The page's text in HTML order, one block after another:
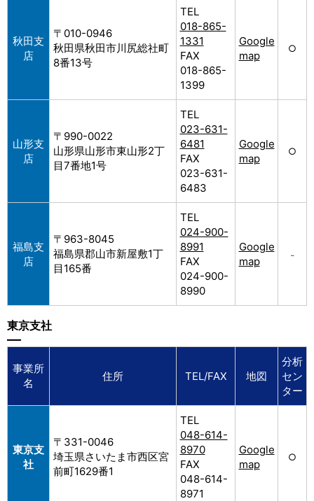
秋田支
店
〒010-0946
秋田県秋田市川尻総社町
8番13号
TEL
018-865-
1331
FAX
018-865-
1399
Google
map
○
山形支
店
〒990-0022
山形県山形市東山形2丁
目7番地1号
TEL
023-631-
6481
FAX
023-631-
6483
Google
map
○
福島支
店
〒963-8045
福島県郡山市新屋敷1丁
目165番
TEL
024-900-
8991
FAX
024-900-
8990
Google
map
–
東京支社
事業所
名
住所 TEL/FAX 地図
分析
セン
ター
東京支
社
〒331-0046
埼玉県さいたま市西区宮
前町1629番1
TEL
048-614-
8970
FAX
048-614-
8971
Google
map
○